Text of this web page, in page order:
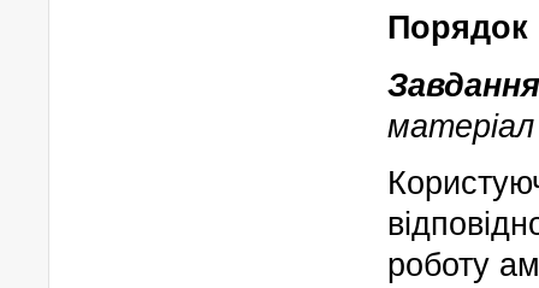
Порядок
матеріал
роботу